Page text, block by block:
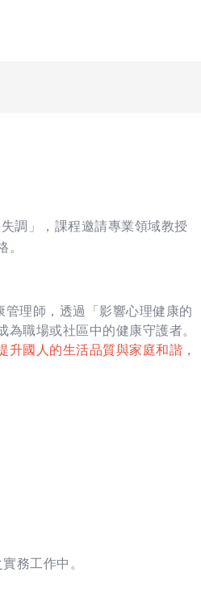
調」，課程邀請專業領域教授
。
理師，透過「影響心理健康的
職場或社區中的健康守護者。
國人的生活品質與家庭和諧，
務工作中。